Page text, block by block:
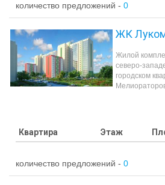
количество предложений - 0
ЖК
Жилой
северо-
городском
Квартира Этаж
количество предложений - 0